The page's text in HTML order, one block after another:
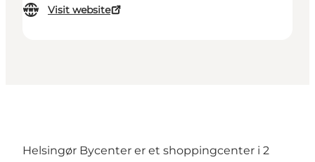
Visit website
Helsingør Bycenter er et shoppingcenter i 2